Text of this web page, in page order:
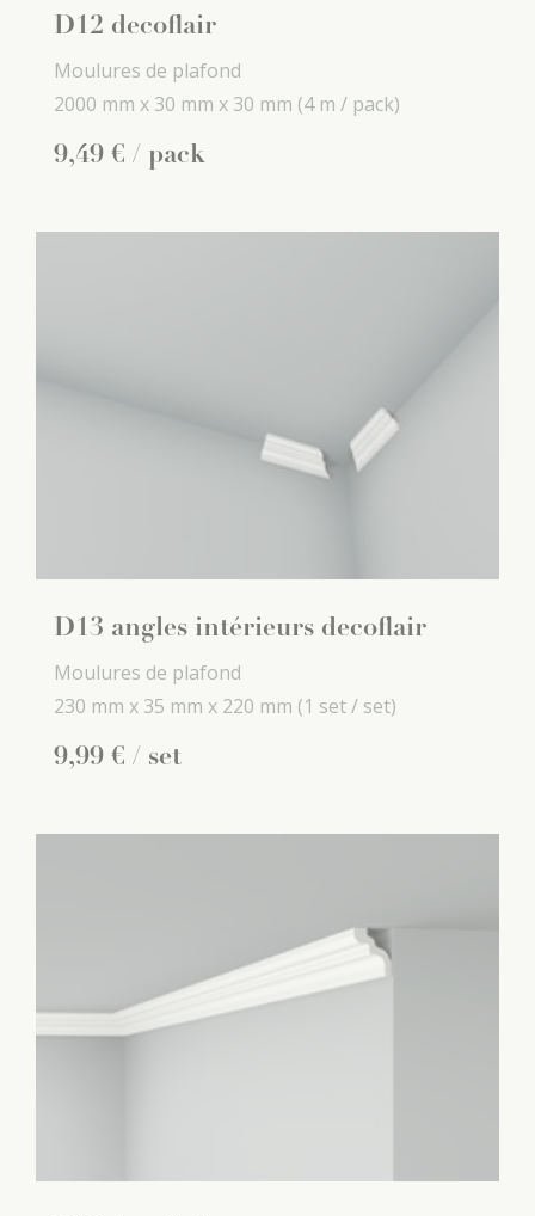
D12 decoflair
Moulures de plafond
2000 mm x 30 mm x 30 mm (4 m / pack)
9,49 € / pack
D13 angles intérieurs decoflair
Moulures de plafond
230 mm x 35 mm x 220 mm (1 set / set)
9,99 € / set